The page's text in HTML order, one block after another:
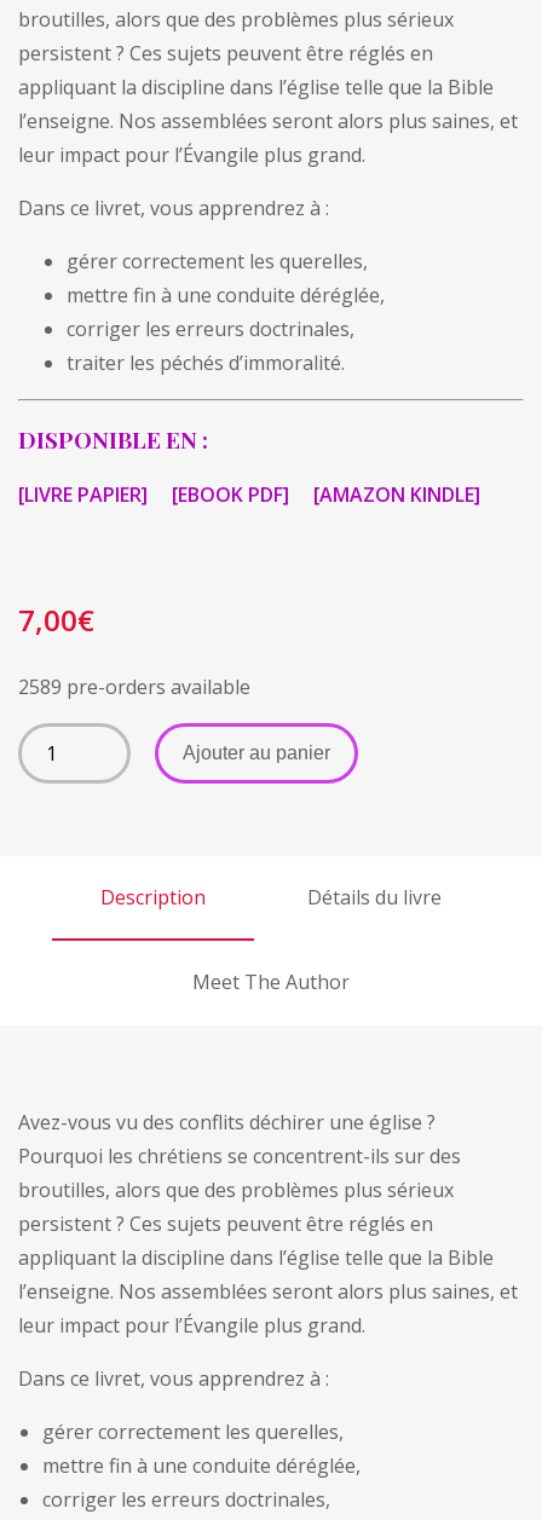
broutilles, alors que des problèmes plus sérieux
persistent ? Ces sujets peuvent être réglés en
appliquant la discipline dans l’église telle que la Bible
l’enseigne. Nos assemblées seront alors plus saines, et
leur impact pour l’Évangile plus grand.
Dans ce livret, vous apprendrez à :
gérer correctement les querelles,
mettre fin à une conduite déréglée,
corriger les erreurs doctrinales,
traiter les péchés d’immoralité.
DISPONIBLE EN :
[LIVRE PAPIER] [EBOOK PDF] [AMAZON KINDLE]
7,00€
2589 pre-orders available
Ajouter au panier
A
l
Description Détails du livre
Meet The Author
Avez-vous vu des conflits déchirer une église ?
Pourquoi les chrétiens se concentrent-ils sur des
broutilles, alors que des problèmes plus sérieux
persistent ? Ces sujets peuvent être réglés en
appliquant la discipline dans l’église telle que la Bible
l’enseigne. Nos assemblées seront alors plus saines, et
leur impact pour l’Évangile plus grand.
Dans ce livret, vous apprendrez à :
gérer correctement les querelles,
mettre fin à une conduite déréglée,
corriger les erreurs doctrinales,